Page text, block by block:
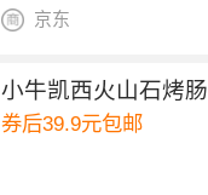
京东
小牛凯西火山石烤肠
券后39.9元包邮